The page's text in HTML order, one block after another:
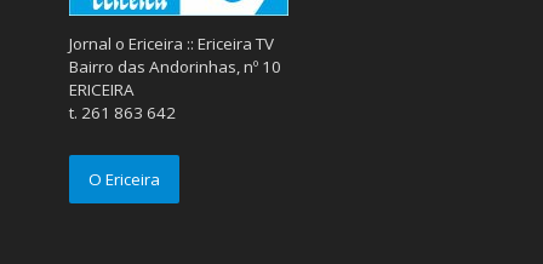
Jornal o Ericeira :: Ericeira TV
Bairro das Andorinhas, nº 10
ERICEIRA
t. 261 863 642
O Ericeira